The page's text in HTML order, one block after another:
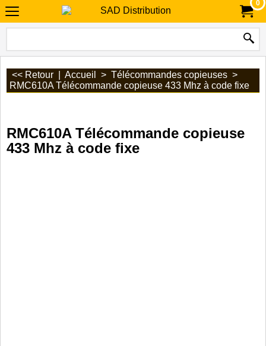
0
<< Retour Accueil > Télécommandes copieuses >
RMC610A Télécommande copieuse 433 Mhz à code fixe
RMC610A Télécommande copieuse
433 Mhz à code fixe